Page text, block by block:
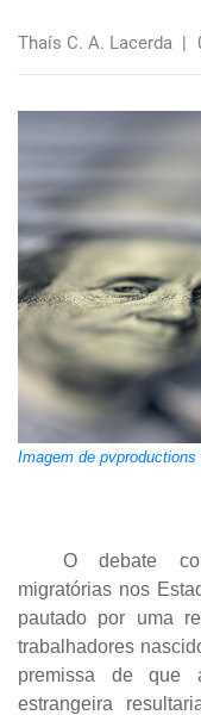
Thaís C. A. Lacerda |
Imagem de
O debate
migratórias nos
pautado por uma
trabalhadores
premissa de que
estrangeira